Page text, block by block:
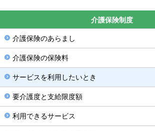
介護保険制度
介護保険のあらまし
介護保険の保険料
サービスを利用したいとき
要介護度と支給限度額
利用できるサービス